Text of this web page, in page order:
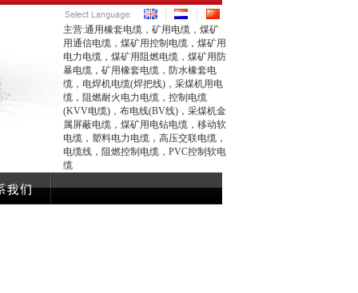
主营:通用橡套电缆，矿用电缆，煤矿
用通信电缆，煤矿用控制电缆，煤矿用
电力电缆，煤矿用阻燃电缆，煤矿用防
暴电缆，矿用橡套电缆，防水橡套电
缆，电焊机电缆(焊把线)，采煤机用电
缆，阻燃耐火电力电缆，控制电缆
(KVV电缆)，布电线(BV线)，采煤机金
属屏蔽电缆，煤矿用电钻电缆，移动软
电缆，塑料电力电缆，高压交联电缆，
电缆线，阻燃控制电缆，PVC控制软电
缆